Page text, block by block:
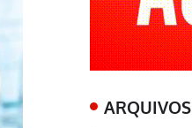
ARQUIVOS